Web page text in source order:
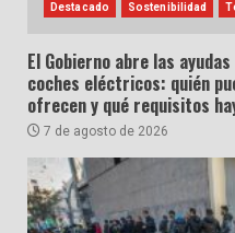
Destacado Sostenibilidad
El Gobierno abre las
coches eléctricos: quién
ofrecen y qué requisitos
7 de agosto de 2026